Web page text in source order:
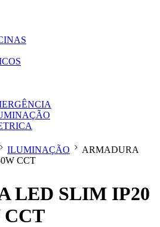
ILUMINAÇÃO
ARMADURA
CCT
LED SLIM IP20
CCT